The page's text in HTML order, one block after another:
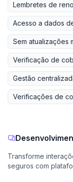
Lembretes de
Acesso a dados
Sem atualizações
Verificação de
Gestão
Verificações de
Transforme
seguros com